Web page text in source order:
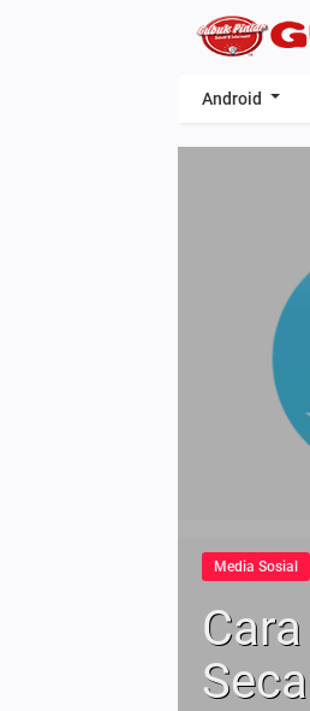
Android
Media Sosial